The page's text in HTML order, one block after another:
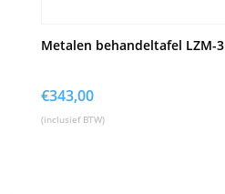
Metalen behandeltafel LZM-3
€343,00
(inclusief BTW)